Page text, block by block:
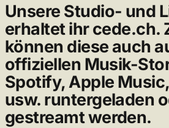
Unsere Studio- und
erhaltet ihrcede.ch.
können diese auch
offiziellen Musik-
Spotify, Apple
usw. runtergeladen
gestreamt werden.